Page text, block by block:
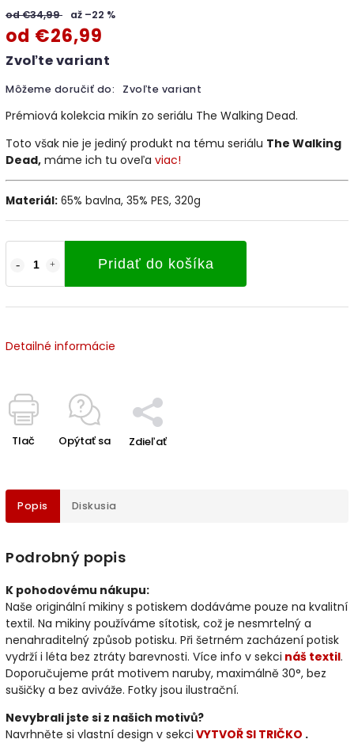
od €34,99 až –22 %
od €26,99
Zvoľte variant
Môžeme doručiť do: Zvoľte variant
Pridať do košíka
Prémiová kolekcia mikín zo seriálu The Walking Dead.
Toto však nie je jediný produkt na tému seriálu The Walking
Dead, máme ich tu oveľa viac!
Materiál: 65% bavlna, 35% PES, 320g
Detailné informácie
Tlač Opýtať sa Zdieľať
Popis Diskusia
Podrobný popis
K pohodovému nákupu:
Naše originální mikiny s potiskem dodáváme pouze na kvalitní
textil. Na mikiny používáme sítotisk, což je nesmrtelný a
nenahraditelný způsob potisku. Při šetrném zacházení potisk
vydrží i léta bez ztráty barevnosti. Více info v sekci náš textil.
Doporučujeme prát motivem naruby, maximálně 30°, bez
sušičky a bez aviváže. Fotky jsou ilustrační.
Nevybrali jste si z našich motivů?
Navrhněte si vlastní design v sekci VYTVOŘ SI TRIČKO .